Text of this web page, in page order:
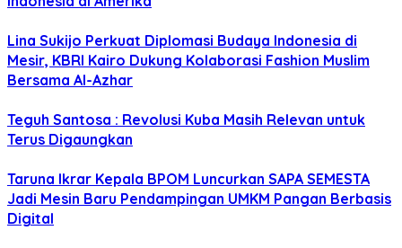
Lina Sukijo Perkuat Diplomasi Budaya Indonesia di
Mesir, KBRI Kairo Dukung Kolaborasi Fashion Muslim
Bersama Al-Azhar
Teguh Santosa : Revolusi Kuba Masih Relevan untuk
Terus Digaungkan
Taruna Ikrar Kepala BPOM Luncurkan SAPA SEMESTA
Jadi Mesin Baru Pendampingan UMKM Pangan Berbasis
Digital